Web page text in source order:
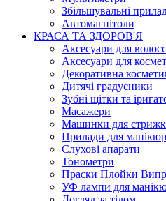
Збільшувальні
Автомагнітоли
КРАСА ТА ЗДОРОВ'Я
Аксесуари для
Аксесуари для
Декоративна
Дитячі градусники
Зубні щітки та
Масажери
Машинки для
Прилади для
Слухові апарати
Тонометри
Праски Плойки
УФ лампи для